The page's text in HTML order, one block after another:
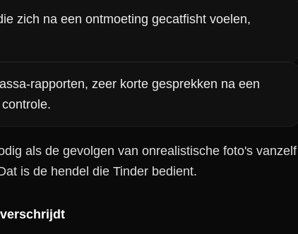
zich na een ontmoeting gecatfisht voelen,
rapporten, zeer korte gesprekken na een
als de gevolgen van onrealistische foto's vanzelf
is de hendel die Tinder bedient.